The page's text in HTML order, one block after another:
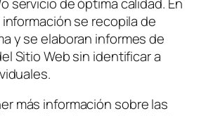
se recopila de
y se elaboran informes de
Sitio Web sin identificar a
más información sobre las